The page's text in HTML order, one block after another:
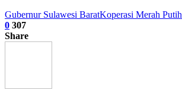
Gubernur Sulawesi BaratKoperasi Merah Putih
0 307
Share